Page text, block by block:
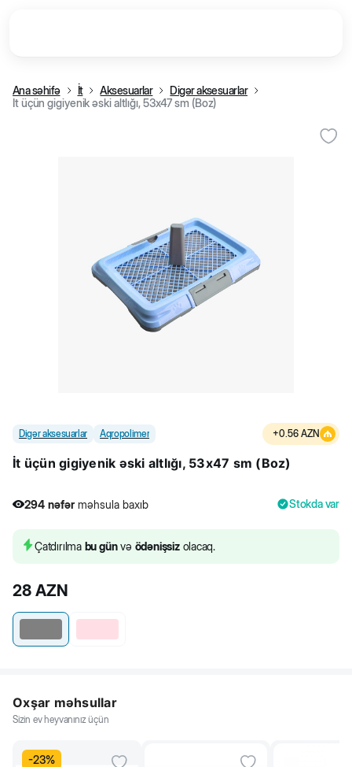
Ana səhifə İt Aksesuarlar
Digər aksesuarlar
İt üçün gigiyenik əski altlığı, 53x47 sm (Boz)
Digər aksesuarlar Aqropolimer +0.56 AZN
İt üçün gigiyenik əski altlığı, 53x47 sm (Boz)
294 nəfər məhsula baxıb Stokda var
Çatdırılma bu günvə ödənişsizolacaq.
28 AZN
Oxşar məhsullar
Sizin ev heyvanınız üçün
-23%